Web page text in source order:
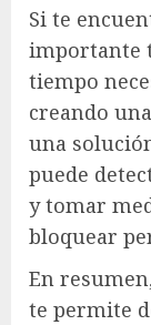
Si te
importante
tiempo
creando
una
puede
y tomar
bloquear
En
te permite